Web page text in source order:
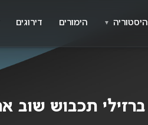
היסטוריה ▼ הימורים דירוגים